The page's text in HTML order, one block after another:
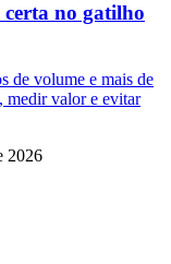
certa no gatilho
de volume e mais de
medir valor e evitar
2026